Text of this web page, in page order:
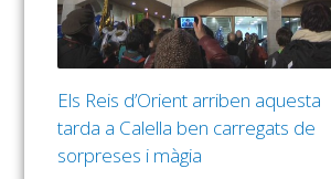
Els Reis d’Orient arriben aquesta
tarda a Calella ben carregats de
sorpreses i màgia